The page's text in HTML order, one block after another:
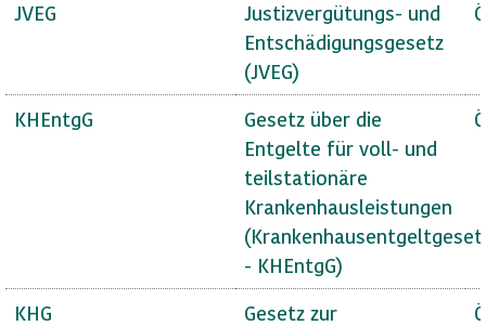
JVEG
Justizvergütungs- und
Entschädigungsgesetz
(JVEG)
KHEntgG
Gesetz über die
Entgelte für voll- und
teilstationäre
Krankenhausleistungen
- KHEntgG)
KHG
Gesetz zur